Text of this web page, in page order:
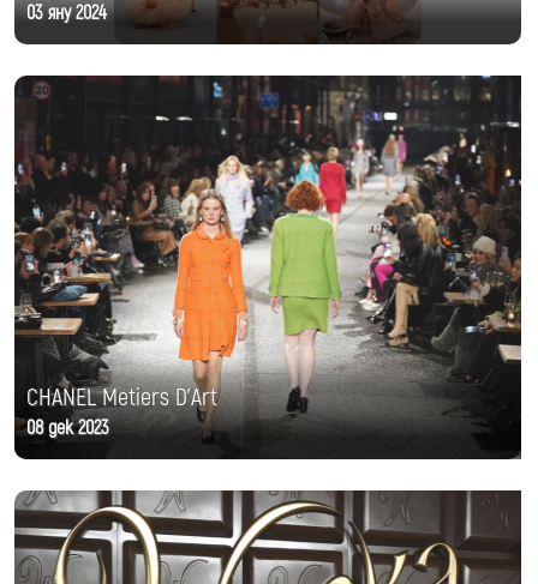
03 яну 2024
CHANEL Metiers D'Art
08 дек 2023